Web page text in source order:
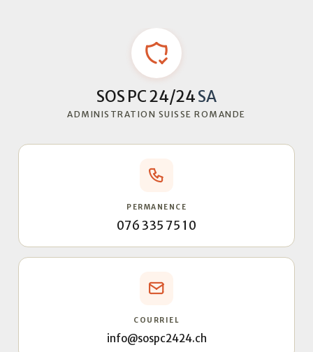
SOS PC 24/24SA
ADMINISTRATION SUISSE ROMANDE
PERMANENCE
076 335 75 10
COURRIEL
info@sospc2424.ch